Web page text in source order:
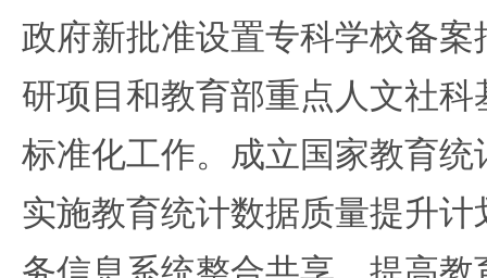
政府新批准设置专科学校备
研项目和教育部重点人文社
标准化工作。成立国家教育
实施教育统计数据质量提升